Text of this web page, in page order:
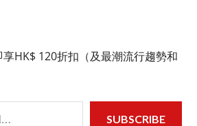
HK$ 120折扣（及最潮流行趨勢和
SUBSCRIBE